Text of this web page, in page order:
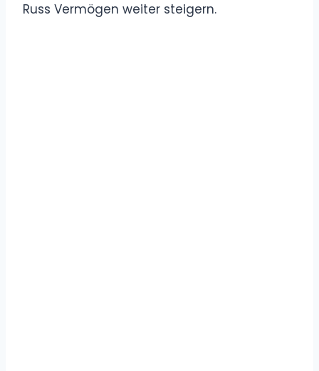
Russ Vermögen weiter steigern.